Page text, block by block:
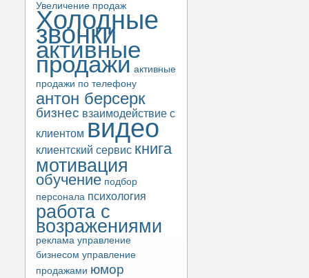
Увеличение продаж
Холодные
звонки
активные
продажи активные
продажи по телефону
антон берсерк
бизнес взаимодействие с
клиентом видео
клиентский сервис книга
мотивация
обучение подбор
персонала психология
работа с
возражениями
реклама управление
бизнесом управление
продажами юмор